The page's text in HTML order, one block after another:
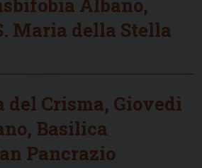
Albano,
Maria della Stella
del Crisma, Giovedì
Basilica
Pancrazio